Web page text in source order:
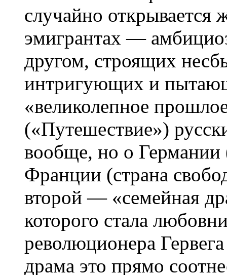
случайно открывается
эмигрантах —
другом, строящих
интригующих и
«великолепное
(«Путешествие»)
вообще, но о Германии
Франции (страна
второй — «семейная
которого стала
революционера
драма это прямо